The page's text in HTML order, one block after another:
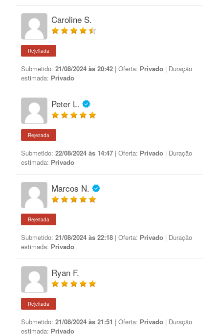
Caroline S.
Rejeitada
Submetido: 21/08/2024 às 20:42 | Oferta: Privado | Duração
estimada: Privado
Peter L.
Rejeitada
Submetido: 22/08/2024 às 14:47 | Oferta: Privado | Duração
estimada: Privado
Marcos N.
Rejeitada
Submetido: 21/08/2024 às 22:18 | Oferta: Privado | Duração
estimada: Privado
Ryan F.
Rejeitada
Submetido: 21/08/2024 às 21:51 | Oferta: Privado | Duração
estimada: Privado